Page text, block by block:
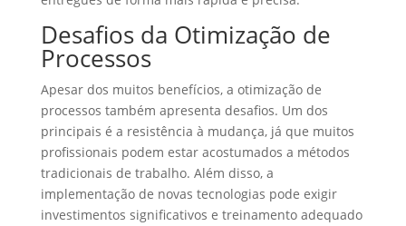
Desafios da Otimização de
Processos
Apesar dos muitos benefícios, a otimização de
processos também apresenta desafios. Um dos
principais é a resistência à mudança, já que muitos
profissionais podem estar acostumados a métodos
tradicionais de trabalho. Além disso, a
implementação de novas tecnologias pode exigir
investimentos significativos e treinamento adequado